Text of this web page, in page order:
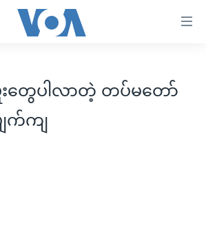
း
ယ်
းတွေပါလာတဲ့ တပ်မတော်
က်ကျ